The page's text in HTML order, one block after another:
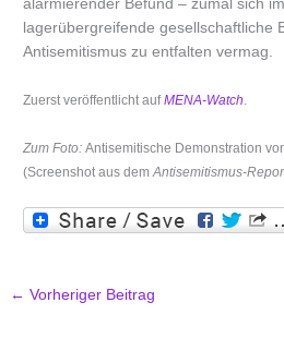
alarmierender Befund – zumal sich
lagerübergreifende gesellschaftliche
Antisemitismus zu entfalten vermag.
Zuerst veröffentlicht aufMENA-Watch
Zum Foto: Antisemitische Demonstration
(Screenshot aus demAntisemitismus-
← Vorheriger Beitrag